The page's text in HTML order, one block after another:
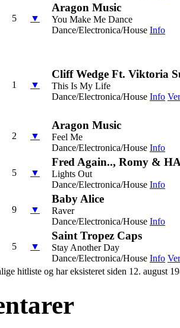
5 ▼
Aragon Music
You Make Me Dance
Dance/Electronica/House Info
1 ▼
Cliff Wedge Ft. Viktoria
This Is My Life
Dance/Electronica/House Info
2 ▼
Aragon Music
Feel Me
Dance/Electronica/House Info
5 ▼
Fred Again.., Romy &
Lights Out
Dance/Electronica/House Info
9 ▼
Baby Alice
Raver
Dance/Electronica/House Info
5 ▼
Saint Tropez Caps
Stay Another Day
Dance/Electronica/House Info
hitliste og har eksisteret siden 12. august